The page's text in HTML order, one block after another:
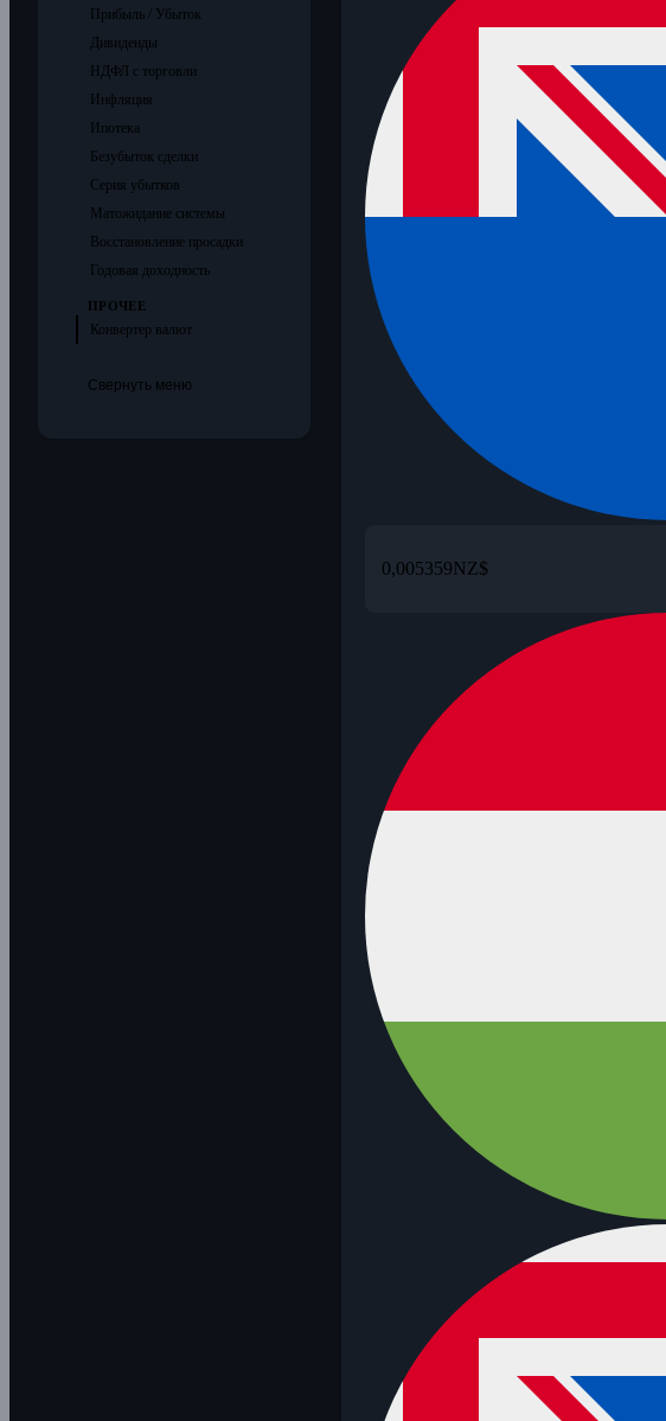
Прибыль / Убыток
Дивиденды
НДФЛ с торговли
Инфляция
Ипотека
Безубыток сделки
Серия убытков
Матожидание системы
Восстановление просадки
Годовая доходность
ПРОЧЕЕ
Конвертер валют
Свернуть меню
0,005359NZ$